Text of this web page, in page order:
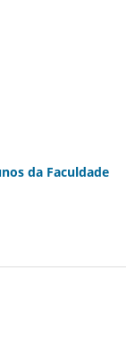
da Faculdade